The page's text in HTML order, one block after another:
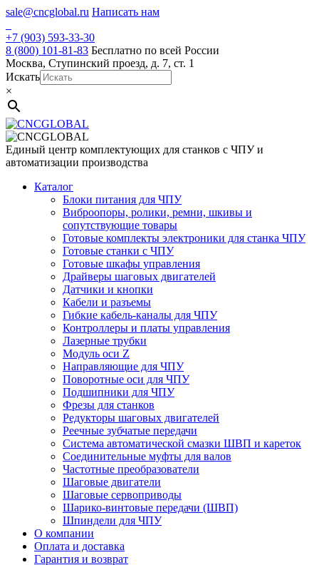
Skip
content
sale@cncglobal.ru Написать нам
+7 (903) 593-33-30
8 (800) 101-81-83 Бесплатно по всей России
Москва, Ступинский проезд, д. 7, ст. 1
Искать
×
Единый центр комплектующих для станков с ЧПУ и
автоматизации производства
Каталог
Блоки питания для ЧПУ
Виброопоры, ролики, ремни, шкивы и
сопутствующие товары
Готовые комплекты электроники для станка ЧПУ
Готовые станки с ЧПУ
Готовые шкафы управления
Драйверы шаговых двигателей
Датчики и кнопки
Кабели и разъемы
Гибкие кабель-каналы для ЧПУ
Контроллеры и платы управления
Лазерные трубки
Модуль оси Z
Направляющие для ЧПУ
Поворотные оси для ЧПУ
Подшипники для ЧПУ
Фрезы для станков
Редукторы шаговых двигателей
Реечные зубчатые передачи
Система автоматической смазки ШВП и кареток
Соединительные муфты для валов
Частотные преобразователи
Шаговые двигатели
Шаговые сервоприводы
Шарико-винтовые передачи (ШВП)
Шпиндели для ЧПУ
О компании
Оплата и доставка
Гарантия и возврат